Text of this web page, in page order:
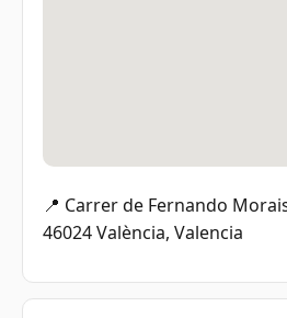
📍 Carrer de Fernando
46024 València, Valencia